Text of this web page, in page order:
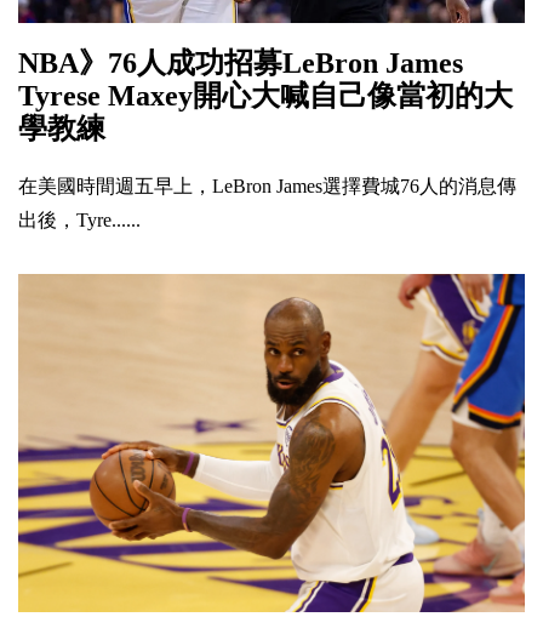
NBA》76人成功招募LeBron James
Tyrese Maxey開心大喊自己像當初的大
學教練
在美國時間週五早上，LeBron James選擇費城76人的消息傳
出後，Tyre......